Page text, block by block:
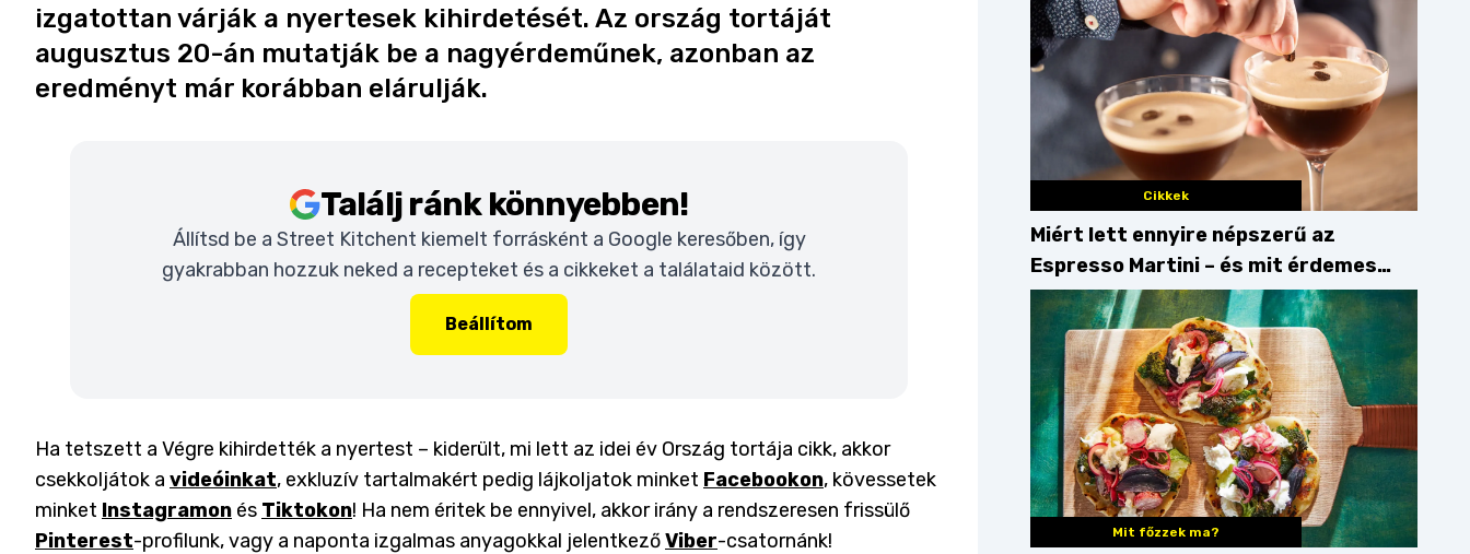
izgatottan várják a nyertesek kihirdetését. Az ország tortáját
augusztus 20-án mutatják be a nagyérdeműnek, azonban az
eredményt már korábban elárulják.
Találj ránk könnyebben!
Állítsd be a Street Kitchent kiemelt forrásként a Google keresőben, így
gyakrabban hozzuk neked a recepteket és a cikkeket a találataid között.
Beállítom
Ha tetszett a Végre kihirdették a nyertest – kiderült, mi lett az idei év Ország tortája cikk, akkor
csekkoljátok a videóinkat, exkluzív tartalmakért pedig lájkoljatok minket Facebookon, kövessetek
minket Instagramon és Tiktokon! Ha nem éritek be ennyivel, akkor irány a rendszeresen frissülő
Pinterest-profilunk, vagy a naponta izgalmas anyagokkal jelentkezőViber-csatornánk!
Cikkek
Miért lett ennyire népszerű az
Espresso Martini – és mit érdemes
enni mellé?
Mit főzzek ma?